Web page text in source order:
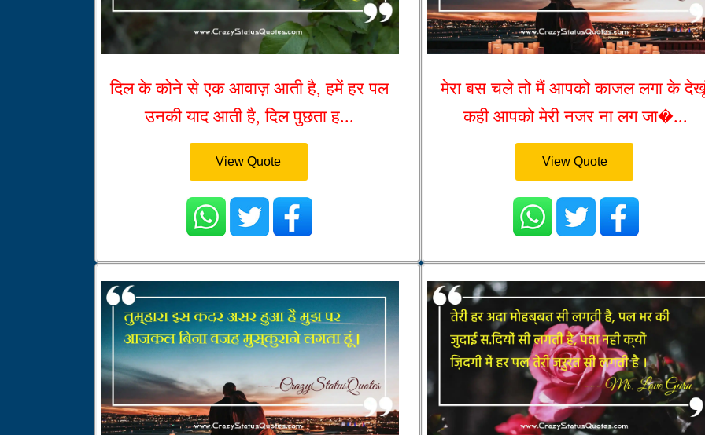
दिल के कोने से एक आवाज़ आती है, हमें हर पल
उनकी याद आती है, दिल पुछता ह...
View Quote
मेरा बस चले तो मैं आपको काजल लगा के
कही आपको मेरी नजर ना लग जा�...
View Quote